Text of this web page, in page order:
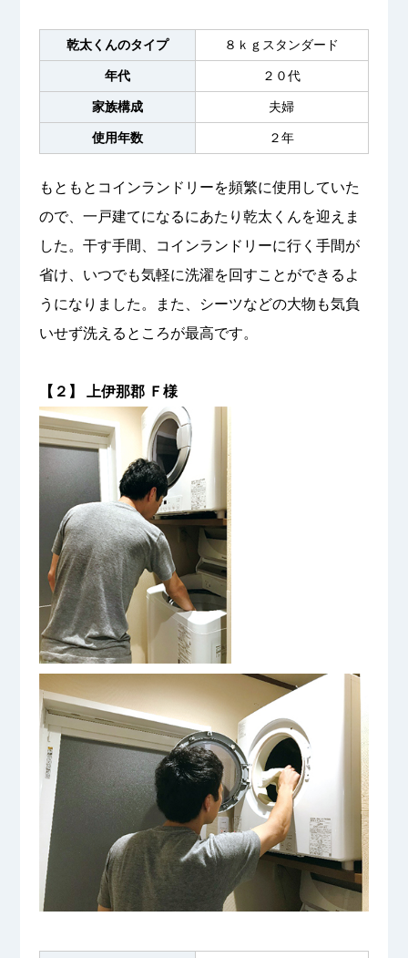
乾太くんのタイプ ８ｋｇスタンダード
年代 ２０代
家族構成 夫婦
使用年数 ２年
もともとコインランドリーを頻繁に使用していた
ので、一戸建てになるにあたり乾太くんを迎えま
した。干す手間、コインランドリーに行く手間が
省け、いつでも気軽に洗濯を回すことができるよ
うになりました。また、シーツなどの大物も気負
いせず洗えるところが最高です。
【２】 上伊那郡 Ｆ様